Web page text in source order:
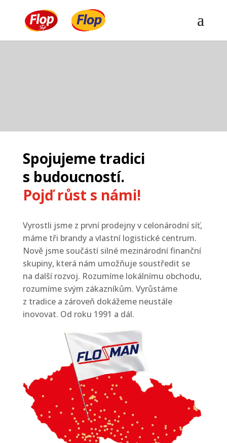
Klub Top Výhody
Mimoni
Dárková karta
Novinky
Pravidla soutěže
Síť prodejen
O nás
O firmě
Volná místa
Franšíza
Dobrý výběr
Kontakt
Spojujeme tradici
s budoucností.
Pojď růst s námi!
Vyrostli jsme z první prodejny v celonárodní síť,
máme tři brandy a vlastní logistické centrum.
Nově jsme součástí silné mezinárodní finanční
skupiny, která nám umožňuje soustředit se
na další rozvoj. Rozumíme lokálnímu obchodu,
rozumíme svým zákazníkům. Vyrůstáme
z tradice a zároveň dokážeme neustále
inovovat. Od roku 1991 a dál.